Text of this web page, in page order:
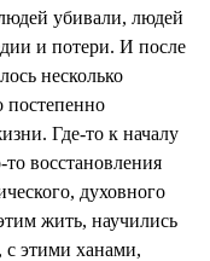
убивали, людей
и потери. И после
несколько
постепенно
Где-то к началу
то восстановления
духовного
жить, научились
с этими ханами,